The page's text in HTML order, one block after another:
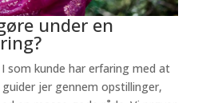
under en
som kunde har erfaring med at
jer gennem opstillinger,